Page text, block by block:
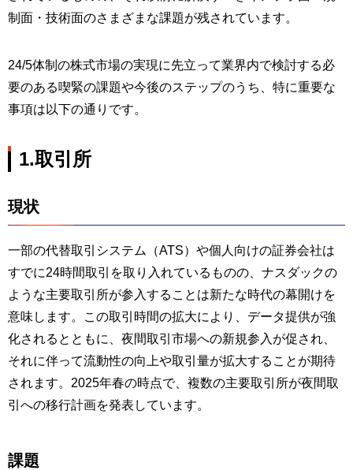
制面・技術面のさまざまな課題が残されています。
24/5体制の株式市場の実現に先立って業界内で検討する必
要のある喫緊の課題や今後のステップのうち、特に重要な
事項は以下の通りです。
1.取引所
現状
一部の代替取引システム（ATS）や個人向けの証券会社は
すでに24時間取引を取り入れているものの、ナスダックの
ような主要取引所が参入することは新たな時代の幕開けを
意味します。この取引時間の拡大により、データ提供が強
化されるとともに、夜間取引市場への新規参入が促され、
それに伴って流動性の向上や取引量が拡大することが期待
されます。2025年春の時点で、複数の主要取引所が夜間取
引への移行計画を発表しています。
課題